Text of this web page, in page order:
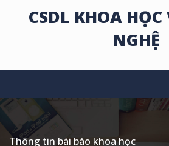
CSDL KHOA
NGHỆ
Thông tin bài báo khoa học